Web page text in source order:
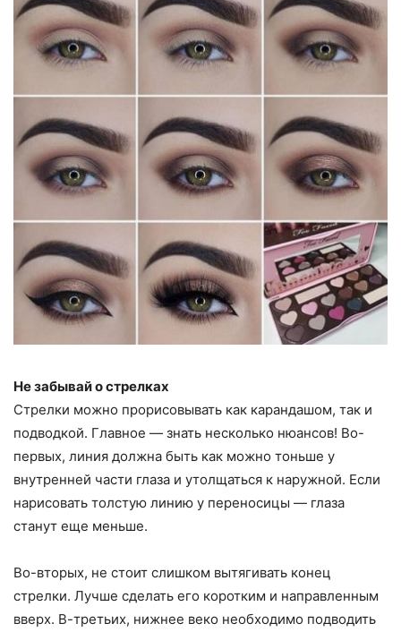
Не забывай о стрелках
Стрелки можно прорисовывать как карандашом, так и
подводкой. Главное — знать несколько нюансов! Во-
первых, линия должна быть как можно тоньше у
внутренней части глаза и утолщаться к наружной. Если
нарисовать толстую линию у переносицы — глаза
станут еще меньше.
Во-вторых, не стоит слишком вытягивать конец
стрелки. Лучше сделать его коротким и направленным
вверх. В-третьих, нижнее веко необходимо подводить